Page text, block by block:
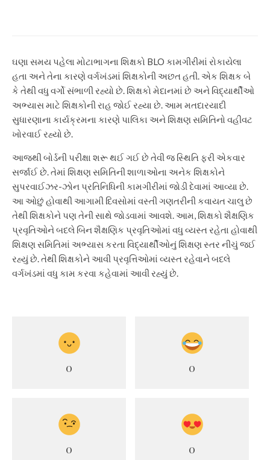
ઘણા સમય પહેલા મોટાભાગના શિક્ષકો BLO કામગીરીમાં રોકાયેલા
હતા અને તેના કારણે વર્ગખંડમાં શિક્ષકોની અછત હતી. એક શિક્ષક બે
કે તેથી વધુ વર્ગો સંભાળી રહ્યો છે. શિક્ષકો મેદાનમાં છે અને વિદ્યાર્થીઓ
અભ્યાસ માટે શિક્ષકોની રાહ જોઈ રહ્યા છે. આમ મતદારયાદી
સુધારણાના કાર્યક્રમના કારણે પાલિકા અને શિક્ષણ સમિતિનો વહીવટ
ખોરવાઈ રહ્યો છે.
આજથી બોર્ડની પરીક્ષા શરૂ થઈ ગઈ છે તેવી જ સ્થિતિ ફરી એકવાર
સર્જાઈ છે. તેમાં શિક્ષણ સમિતિની શાળાઓના અનેક શિક્ષકોને
સુપરવાઈઝર-ઝોન પ્રતિનિધિની કામગીરીમાં જોડી દેવામાં આવ્યા છે.
આ ઓછું હોવાથી આગામી દિવસોમાં વસ્તી ગણતરીની કવાયત ચાલુ છે
તેથી શિક્ષકોને પણ તેની સાથે જોડવામાં આવશે. આમ, શિક્ષકો શૈક્ષણિક
પ્રવૃતિઓને બદલે બિન શૈક્ષણિક પ્રવૃતિઓમાં વધુ વ્યસ્ત રહેતા હોવાથી
શિક્ષણ સમિતિમાં અભ્યાસ કરતા વિદ્યાર્થીઓનું શિક્ષણ સ્તર નીચું જઈ
રહ્યું છે. તેથી શિક્ષકોને આવી પ્રવૃત્તિઓમાં વ્યસ્ત રહેવાને બદલે
વર્ગખંડમાં વધુ કામ કરવા કહેવામાં આવી રહ્યું છે.
0 0
0 0